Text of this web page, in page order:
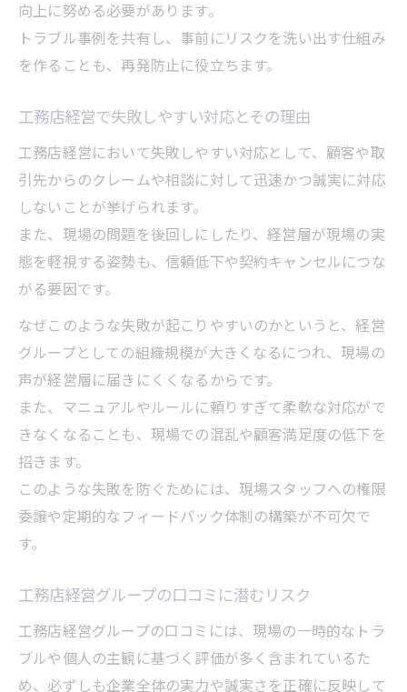
向上に努める必要があります。
トラブル事例を共有し、事前にリスクを洗い出す仕組み
を作ることも、再発防止に役立ちます。
工務店経営で失敗しやすい対応とその理由
工務店経営において失敗しやすい対応として、顧客や取
引先からのクレームや相談に対して迅速かつ誠実に対応
しないことが挙げられます。
また、現場の問題を後回しにしたり、経営層が現場の実
態を軽視する姿勢も、信頼低下や契約キャンセルにつな
がる要因です。
なぜこのような失敗が起こりやすいのかというと、経営
グループとしての組織規模が大きくなるにつれ、現場の
声が経営層に届きにくくなるからです。
また、マニュアルやルールに頼りすぎて柔軟な対応がで
きなくなることも、現場での混乱や顧客満足度の低下を
招きます。
このような失敗を防ぐためには、現場スタッフへの権限
委譲や定期的なフィードバック体制の構築が不可欠で
す。
工務店経営グループの口コミに潜むリスク
工務店経営グループの口コミには、現場の一時的なトラ
ブルや個人の主観に基づく評価が多く含まれているた
め、必ずしも企業全体の実力や誠実さを正確に反映して